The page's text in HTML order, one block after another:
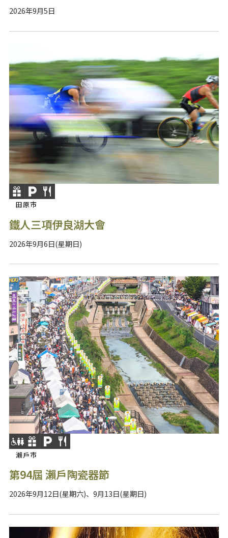
2026年9月5日
田原市
鐵人三項伊良湖大會
2026年9月6日(星期日)
瀨戶市
第94屆 瀨戶陶瓷器節
2026年9月12日(星期六)、9月13日(星期日)